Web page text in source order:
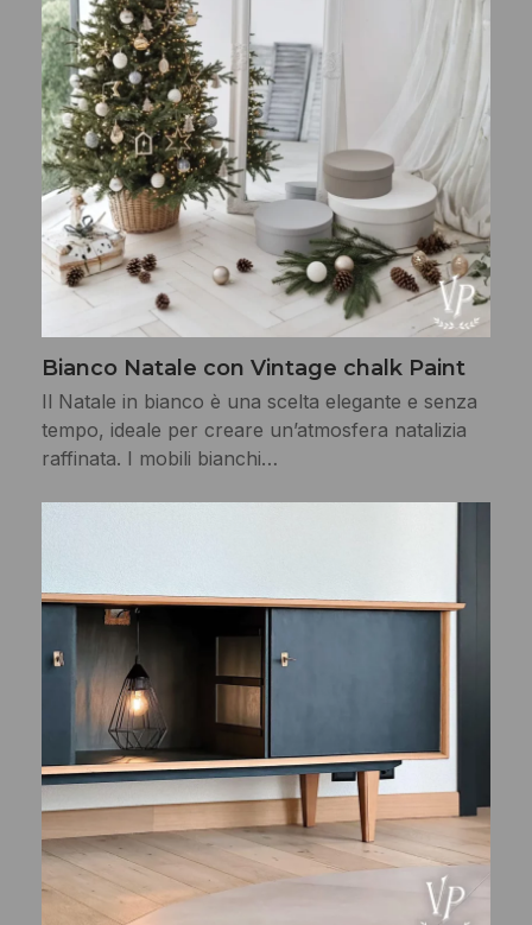
Bianco Natale con Vintage chalk Paint
Il Natale in bianco è una scelta elegante e senza
tempo, ideale per creare un’atmosfera natalizia
raffinata. I mobili bianchi…